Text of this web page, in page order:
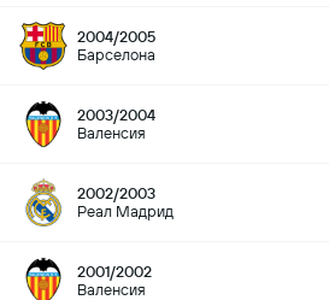
2004/2005
Барселона
2003/2004
Валенсия
2002/2003
Реал Мадрид
2001/2002
Валенсия